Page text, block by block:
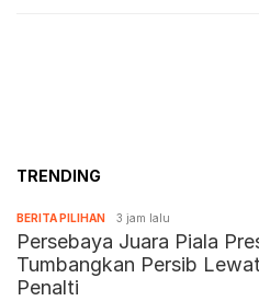
TRENDING
BERITA PILIHAN 3 jam lalu
Persebaya Juara Piala
Tumbangkan Persib
Penalti